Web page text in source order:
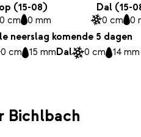
(15-08)
0 cm 0 mm
Dal (15-
0 cm 0
neerslag komende 5 dagen
0 cm 15 mmDal 0 cm 14 mm
Bichlbach